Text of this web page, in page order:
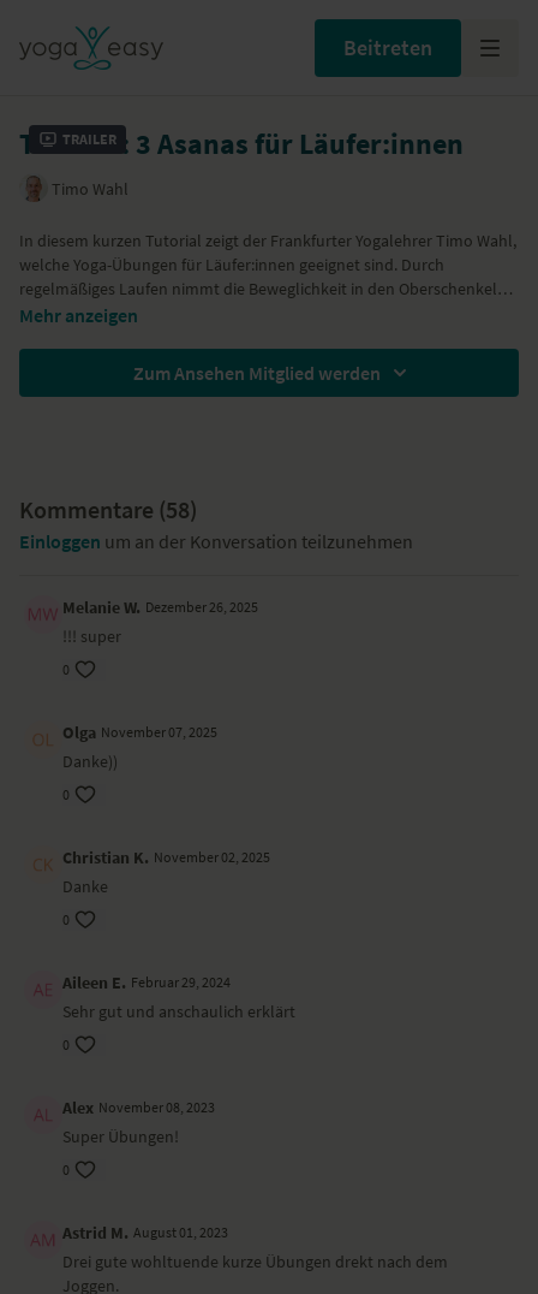
Beitreten
Trailer
Tutorial: 3 Asanas für Läufer:innen
Timo Wahl
In diesem kurzen Tutorial zeigt der Frankfurter Yogalehrer Timo Wahl,
welche Yoga-Übungen für Läufer:innen geeignet sind. Durch
regelmäßiges Laufen nimmt die Beweglichkeit in den Oberschenkeln
und im äußeren Hüftbereich ab. Timo stellt Asanas vor, die in diese
dynamischer Ausfallschritt
Mehr anzeigen
Zum Ansehen Mitglied werden
Kommentare (58)
Einloggen um an der Konversation teilzunehmen
Melanie W. Dezember 26, 2025
!!! super
0
Olga November 07, 2025
Danke))
0
Christian K. November 02, 2025
Danke
0
Aileen E. Februar 29, 2024
Sehr gut und anschaulich erklärt
0
Alex November 08, 2023
Super Übungen!
0
Astrid M. August 01, 2023
Drei gute wohltuende kurze Übungen drekt nach dem
Joggen.